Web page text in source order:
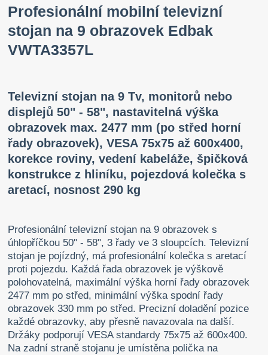
Profesionální mobilní televizní
stojan na 9 obrazovek Edbak
VWTA3357L
Televizní stojan na 9 Tv, monitorů nebo
displejů 50" - 58", nastavitelná výška
obrazovek max. 2477 mm (po střed horní
řady obrazovek), VESA 75x75 až 600x400,
korekce roviny, vedení kabeláže, špičková
konstrukce z hliníku, pojezdová kolečka s
aretací, nosnost 290 kg
Profesionální televizní stojan na 9 obrazovek s
úhlopříčkou 50" - 58", 3 řady ve 3 sloupcích. Televizní
stojan je pojízdný, má profesionální kolečka s aretací
proti pojezdu. Každá řada obrazovek je výškově
polohovatelná, maximální výška horní řady obrazovek
2477 mm po střed, minimální výška spodní řady
obrazovek 330 mm po střed. Precizní doladění pozice
každé obrazovky, aby přesně navazovala na další.
Držáky podporují VESA standardy 75x75 až 600x400.
Na zadní straně stojanu je umístěna polička na